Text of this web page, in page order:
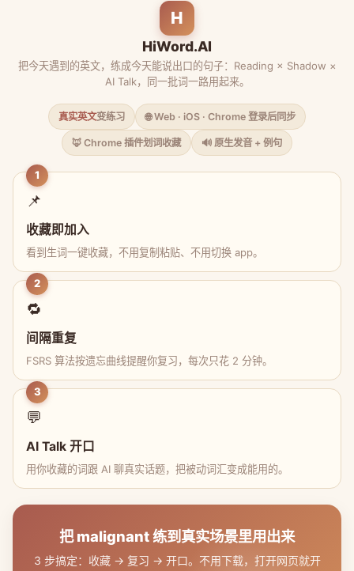
H
HiWord.AI
把今天遇到的英文，练成今天能说出口的句子：Reading × Shadow ×
AI Talk，同一批词一路用起来。
真实英文变练习 🌐 Web · iOS · Chrome 登录后同步
🦊 Chrome 插件划词收藏 🔊 原生发音 + 例句
1
📌
收藏即加入
看到生词一键收藏，不用复制粘贴、不用切换 app。
2
🔁
间隔重复
FSRS 算法按遗忘曲线提醒你复习，每次只花 2 分钟。
3
💬
AI Talk 开口
用你收藏的词跟 AI 聊真实话题，把被动词汇变成能用的。
把 malignant 练到真实场景里用出来
3 步搞定：收藏 → 复习 → 开口。不用下载，打开网页就开